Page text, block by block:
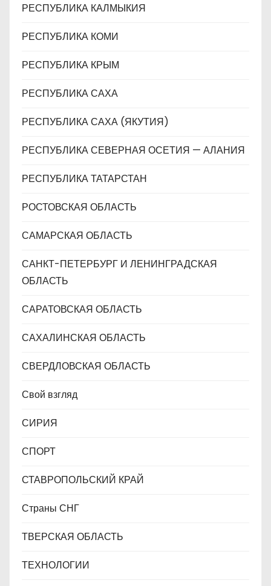
РЕСПУБЛИКА КАЛМЫКИЯ
РЕСПУБЛИКА КОМИ
РЕСПУБЛИКА КРЫМ
РЕСПУБЛИКА САХА
РЕСПУБЛИКА САХА (ЯКУТИЯ)
РЕСПУБЛИКА СЕВЕРНАЯ ОСЕТИЯ — АЛАНИЯ
РЕСПУБЛИКА ТАТАРСТАН
РОСТОВСКАЯ ОБЛАСТЬ
САМАРСКАЯ ОБЛАСТЬ
САНКТ-ПЕТЕРБУРГ И ЛЕНИНГРАДСКАЯ
ОБЛАСТЬ
САРАТОВСКАЯ ОБЛАСТЬ
САХАЛИНСКАЯ ОБЛАСТЬ
СВЕРДЛОВСКАЯ ОБЛАСТЬ
Свой взгляд
СИРИЯ
СПОРТ
СТАВРОПОЛЬСКИЙ КРАЙ
Страны СНГ
ТВЕРСКАЯ ОБЛАСТЬ
ТЕХНОЛОГИИ